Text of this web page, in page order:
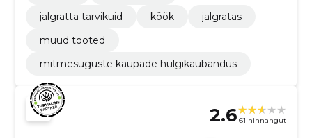
jalgratta tarvikuid
köök
jalgratas
muud tooted
mitmesuguste kaupade hulgikaubandus
2.6 61 hinnangut